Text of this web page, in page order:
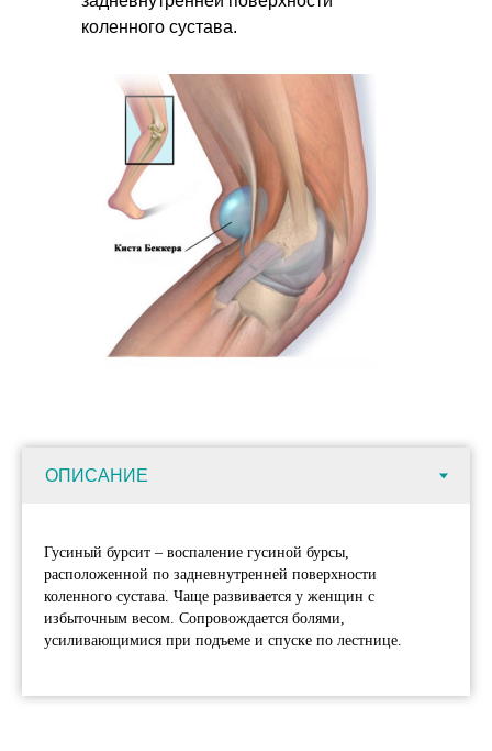
коленного сустава.
Гусиный бурсит – воспаление гусиной бурсы,
расположенной по задневнутренней поверхности
коленного сустава. Чаще развивается у женщин с
избыточным весом. Сопровождается болями,
усиливающимися при подъеме и спуске по лестнице.